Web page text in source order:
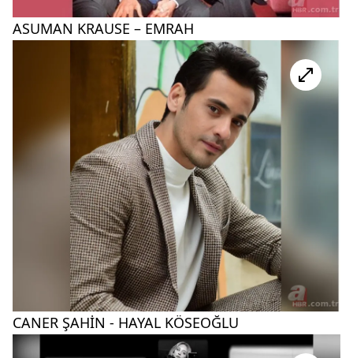
ASUMAN KRAUSE – EMRAH
CANER ŞAHİN - HAYAL KÖSEOĞLU